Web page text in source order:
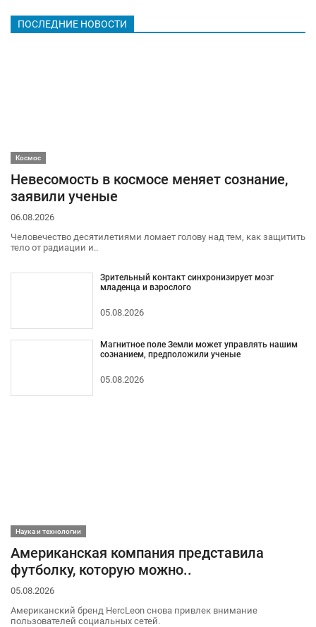
ПОСЛЕДНИЕ НОВОСТИ
Космос
Невесомость в космосе меняет сознание,
заявили ученые
06.08.2026
Человечество десятилетиями ломает голову над тем, как защитить
тело от радиации и..
Зрительный контакт синхронизирует мозг
младенца и взрослого
05.08.2026
Магнитное поле Земли может управлять нашим
сознанием, предположили ученые
05.08.2026
Наука и технологии
Американская компания представила
футболку, которую можно..
05.08.2026
Американский бренд HercLeon снова привлек внимание
пользователей социальных сетей.